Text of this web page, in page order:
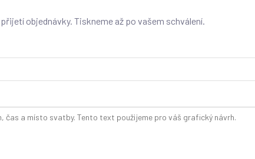
objednávky. Tiskneme až po vašem schválení.